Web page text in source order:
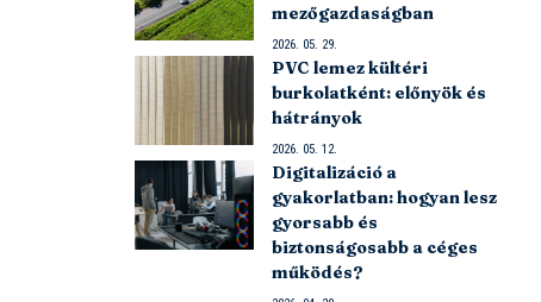
mezőgazdaságban
2026. 05. 29.
PVC lemez kültéri
burkolatként: előnyök és
hátrányok
2026. 05. 12.
Digitalizáció a
gyakorlatban: hogyan lesz
gyorsabb és
biztonságosabb a céges
működés?